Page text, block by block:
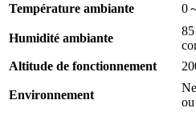
Température ambiante
0
Humidité ambiante
Altitude de fonctionnement
Environnement